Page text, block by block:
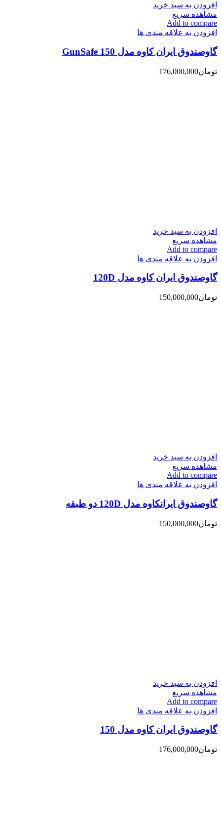
افزودن به سبد خرید
مشاهده سریع
Add to compare
افزودن به علاقه مندی ها
گاوصندوق ایران کاوه مدل 150 GunSafe
تومان176,000,000
افزودن به سبد خرید
مشاهده سریع
Add to compare
افزودن به علاقه مندی ها
گاوصندوق ایران کاوه مدل 120D
تومان150,000,000
افزودن به سبد خرید
مشاهده سریع
Add to compare
افزودن به علاقه مندی ها
گاوصندوق ایرانکاوه مدل 120D دو طبقه
تومان150,000,000
افزودن به سبد خرید
مشاهده سریع
Add to compare
افزودن به علاقه مندی ها
گاوصندوق ایران کاوه مدل 150
تومان176,000,000